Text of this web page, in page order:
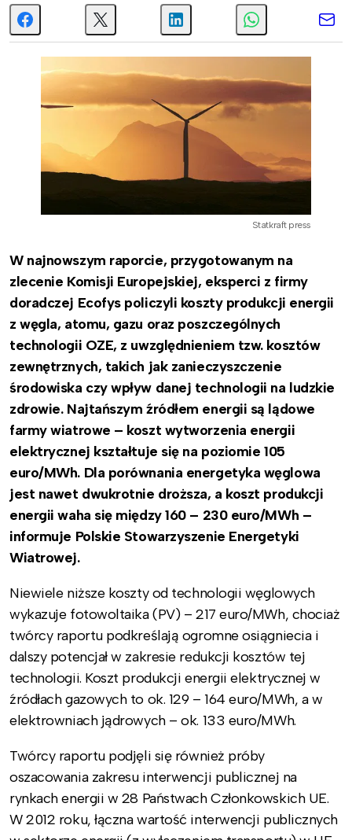
Statkraft press
W najnowszym raporcie, przygotowanym na
zlecenie Komisji Europejskiej, eksperci z firmy
doradczej Ecofys policzyli koszty produkcji energii
z węgla, atomu, gazu oraz poszczególnych
technologii OZE, z uwzględnieniem tzw. kosztów
zewnętrznych, takich jak zanieczyszczenie
środowiska czy wpływ danej technologii na ludzkie
zdrowie. Najtańszym źródłem energii są lądowe
farmy wiatrowe – koszt wytworzenia energii
elektrycznej kształtuje się na poziomie 105
euro/MWh. Dla porównania energetyka węglowa
jest nawet dwukrotnie droższa, a koszt produkcji
energii waha się między 160 – 230 euro/MWh –
informuje Polskie Stowarzyszenie Energetyki
Wiatrowej.
Niewiele niższe koszty od technologii węglowych
wykazuje fotowoltaika (PV) – 217 euro/MWh, chociaż
twórcy raportu podkreślają ogromne osiągniecia i
dalszy potencjał w zakresie redukcji kosztów tej
technologii. Koszt produkcji energii elektrycznej w
źródłach gazowych to ok. 129 – 164 euro/MWh, a w
elektrowniach jądrowych – ok. 133 euro/MWh.
Twórcy raportu podjęli się również próby
oszacowania zakresu interwencji publicznej na
rynkach energii w 28 Państwach Członkowskich UE.
W 2012 roku, łączna wartość interwencji publicznych